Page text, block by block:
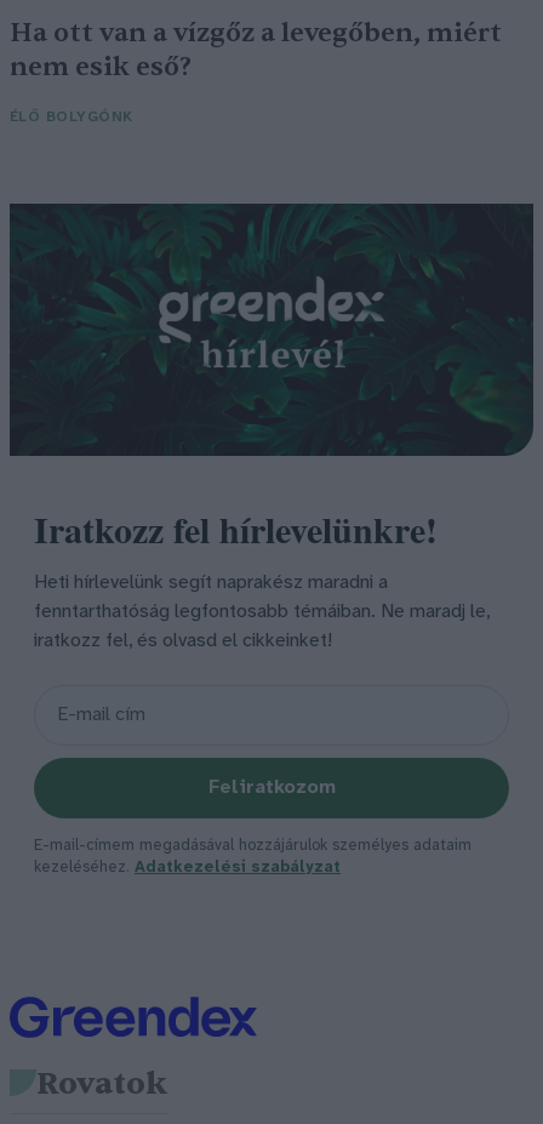
Ha ott van a vízgőz a levegőben, miért
nem esik eső?
ÉLŐ BOLYGÓNK
Iratkozz fel hírlevelünkre!
Heti hírlevelünk segít naprakész maradni a
fenntarthatóság legfontosabb témáiban. Ne maradj le,
iratkozz fel, és olvasd el cikkeinket!
Feliratkozom
E-mail-címem megadásával hozzájárulok személyes adataim
kezeléséhez. Adatkezelési szabályzat
Rovatok